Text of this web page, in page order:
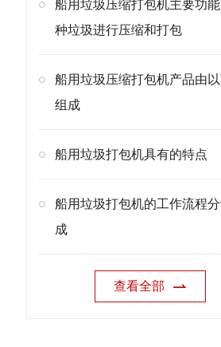
船用垃圾压缩打包机主要功
种垃圾进行压缩和打包
船用垃圾压缩打包机产品由
组成
船用垃圾打包机具有的特点
船用垃圾打包机的工作流程
成
查看全部